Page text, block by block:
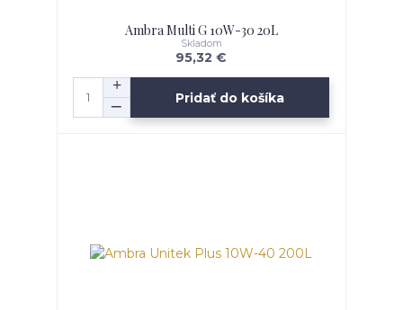
Ambra Multi G 10W-30 20L
95,32 €
Skladom
Pridať do košíka